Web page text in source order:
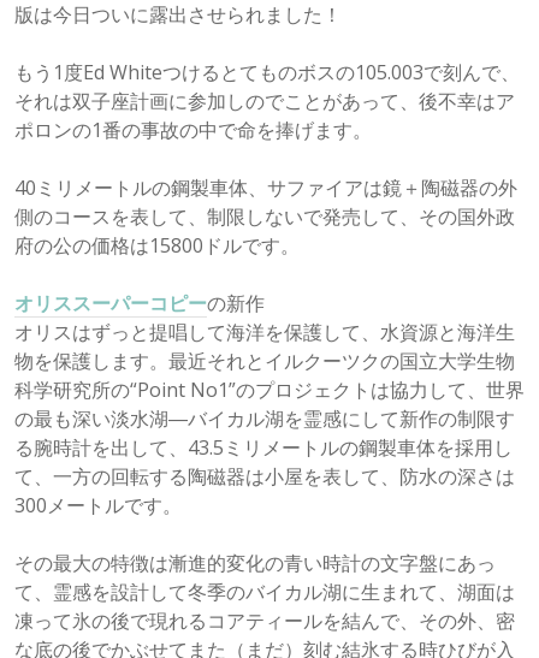
版は今日ついに露出させられました！
もう1度Ed Whiteつけるとてものボスの105.003で刻んで、
それは双子座計画に参加しのでことがあって、後不幸はア
ポロンの1番の事故の中で命を捧げます。
40ミリメートルの鋼製車体、サファイアは鏡＋陶磁器の外
側のコースを表して、制限しないで発売して、その国外政
府の公の価格は15800ドルです。
オリススーパーコピーの新作
オリスはずっと提唱して海洋を保護して、水資源と海洋生
物を保護します。最近それとイルクーツクの国立大学生物
科学研究所の“Point No1”のプロジェクトは協力して、世界
の最も深い淡水湖―バイカル湖を霊感にして新作の制限す
る腕時計を出して、43.5ミリメートルの鋼製車体を採用し
て、一方の回転する陶磁器は小屋を表して、防水の深さは
300メートルです。
その最大の特徴は漸進的変化の青い時計の文字盤にあっ
て、霊感を設計して冬季のバイカル湖に生まれて、湖面は
凍って氷の後で現れるコアティールを結んで、その外、密
な底の後でかぶせてまた（まだ）刻む結氷する時ひびが入